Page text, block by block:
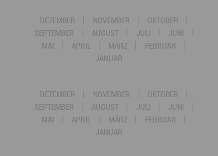
DEZEMBER NOVEMBER
OKTOBER
SEPTEMBER
AUGUST JULI
JUNI
MAI
APRIL MÄRZ
FEBRUAR
JANUAR
DEZEMBER NOVEMBER
OKTOBER
SEPTEMBER
AUGUST JULI
JUNI
MAI
APRIL MÄRZ
FEBRUAR
JANUAR